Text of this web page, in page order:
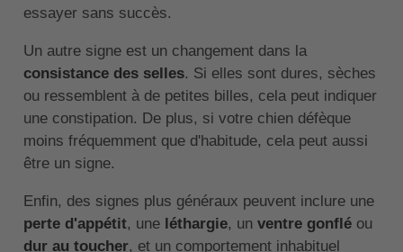
essayer sans succès.
Un autre signe est un changement dans la
consistance des selles. Si elles sont dures, sèches
ou ressemblent à de petites billes, cela peut indiquer
une constipation. De plus, si votre chien défèque
moins fréquemment que d'habitude, cela peut aussi
être un signe.
Enfin, des signes plus généraux peuvent inclure une
perte d'appétit, une léthargie, un ventre gonflé ou
dur au toucher, et un comportement inhabituel